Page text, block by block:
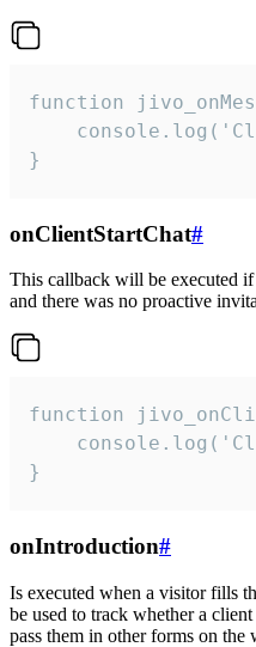
function
}
onClientStartChat#
This callback will be executed
and there was no proactive
function
}
onIntroduction#
Is executed when a visitor fills
be used to track whether a
pass them in other forms on the